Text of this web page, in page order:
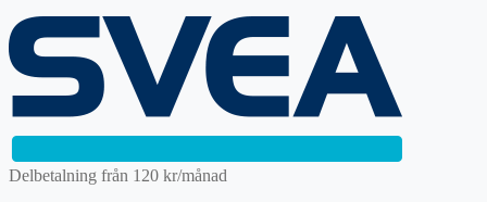
1199 kr.
priset
är:
899,25 kr.
Delbetalning från 120 kr/månad